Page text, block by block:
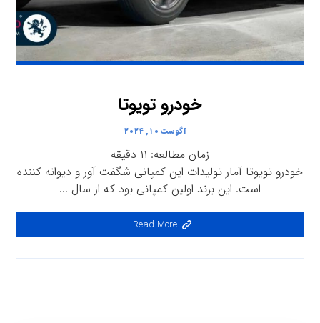
خودرو تویوتا
آگوست ۱۰, ۲۰۲۴
زمان مطالعه: ۱۱ دقیقه
خودرو تویوتا آمار تولیدات این کمپانی شگفت آور و دیوانه کننده
است. این برند اولین کمپانی بود که از سال ...
Read More